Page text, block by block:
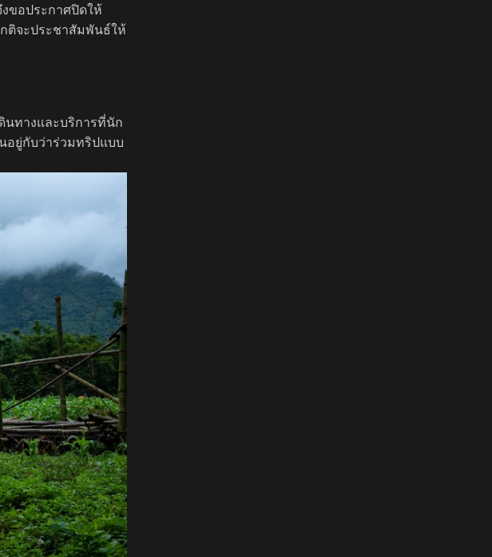
ขอประกาศปิดให้
ติจะประชาสัมพันธ์ให้
นทางและบริการที่นัก
อยู่กับว่าร่วมทริปแบบ